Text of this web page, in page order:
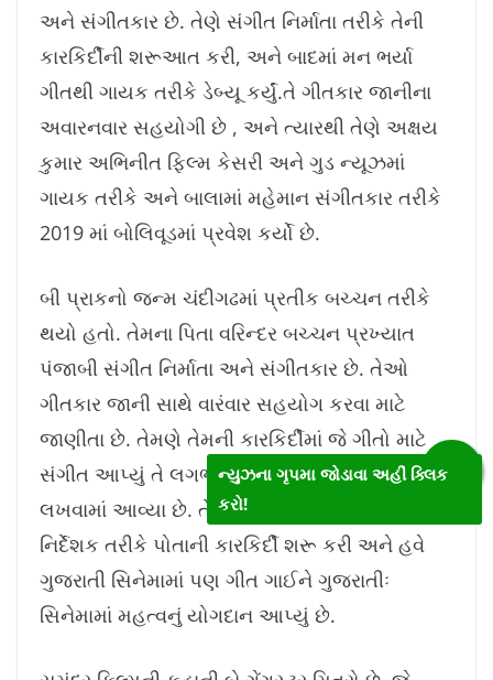
અને સંગીતકાર છે. તેણે સંગીત નિર્માતા તરીકે તેની
કારકિર્દીની શરૂઆત કરી, અને બાદમાં મન ભર્યા
ગીતથી ગાયક તરીકે ડેબ્યૂ કર્યું.તે ગીતકાર જાનીના
અવારનવાર સહયોગી છે , અને ત્યારથી તેણે અક્ષય
કુમાર અભિનીત ફિલ્મ કેસરી અને ગુડ ન્યૂઝમાં
ગાયક તરીકે અને બાલામાં મહેમાન સંગીતકાર તરીકે
2019 માં બોલિવૂડમાં પ્રવેશ કર્યો છે.
બી પ્રાકનો જન્મ ચંદીગઢમાં પ્રતીક બચ્ચન તરીકે
થયો હતો. તેમના પિતા વરિન્દર બચ્ચન પ્રખ્યાત
પંજાબી સંગીત નિર્માતા અને સંગીતકાર છે. તેઓ
ગીતકાર જાની સાથે વારંવાર સહયોગ કરવા માટે
જાણીતા છે. તેમણે તેમની કારકિર્દીમાં જે ગીતો માટે
સંગીત આપ્યું તે લગભગ તમામ ગીતો જાની દ્વારા
લખવામાં આવ્યા છે. તેણે “પ્રક્કી બી” નામથી સંગીત
નિર્દેશક તરીકે પોતાની કારકિર્દી શરૂ કરી અને હવે
ગુજરાતી સિનેમામાં પણ ગીત ગાઈને ગુજરાતીઃ
સિનેમામાં મહત્વનું યોગદાન આપ્યું છે.
ન્યુઝના ગૃપમા જોડાવા અહીં ક્લિક
કરો!